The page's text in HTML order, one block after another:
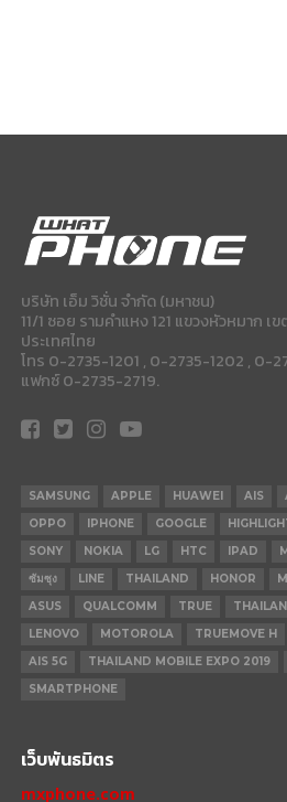
บริษัท เอ็ม วิชั่น จำกัด (มหาชน)
11/1 ซอย รามคำแหง 121 แขวงหัวหมาก
ประเทศไทย
โทร 0-2735-1201 , 0-2735-1202 , 0-
แฟกซ์ 0-2735-2719.
SAMSUNG APPLE HUAWEI AIS
OPPO
IPHONE GOOGLE
SONY
NOKIA LG HTC IPAD
ซัมซุง
LINE THAILAND HONOR
ASUS
QUALCOMM TRUE
LENOVO
MOTOROLA TRUEMOVE H
AIS 5G
THAILAND MOBILE EXPO 2019
SMARTPHONE
เว็บพันธมิตร
mxphone.com